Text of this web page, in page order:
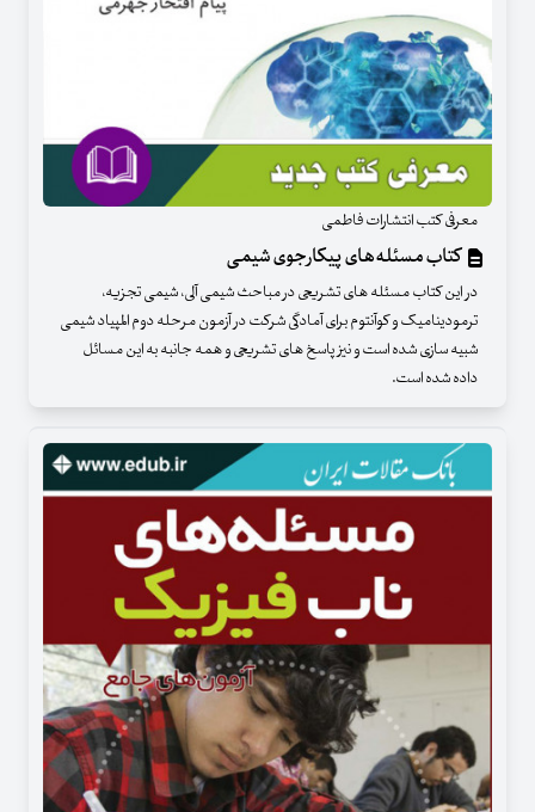
معرفی کتب انتشارات فاطمی
کتاب مسئله‌های پیکارجوی شیمی
در این کتاب مسئله های تشریحی در مباحث شیمی آلی، شیمی تجزیه،
ترمودینامیک و کوآنتوم برای آمادگی شرکت در آزمون مرحله دوم المپیاد شیمی
شبیه سازی شده است و نیز پاسخ های تشریحی و همه جانبه به این مسائل
داده شده است.